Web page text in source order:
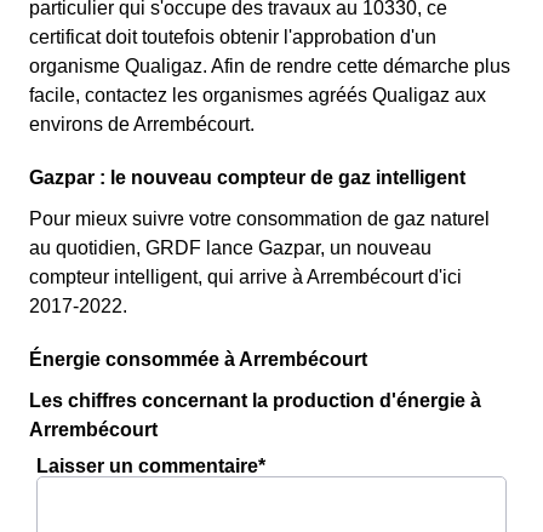
particulier qui s'occupe des travaux au 10330, ce
certificat doit toutefois obtenir l'approbation d'un
organisme Qualigaz. Afin de rendre cette démarche plus
facile, contactez les organismes agréés Qualigaz aux
environs de Arrembécourt.
Gazpar : le nouveau compteur de gaz intelligent
Pour mieux suivre votre consommation de gaz naturel
au quotidien, GRDF lance Gazpar, un nouveau
compteur intelligent, qui arrive à Arrembécourt d'ici
2017-2022.
Énergie consommée à Arrembécourt
Les chiffres concernant la production d'énergie à
Arrembécourt
Laisser un commentaire*